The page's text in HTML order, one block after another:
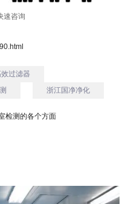
速咨询
过滤器
浙江国净净化
检测的各个方面